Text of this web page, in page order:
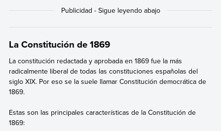
La Constitución de 1869
La constitución redactada y aprobada en 1869 fue la más
radicalmente liberal de todas las constituciones españolas del
siglo XIX. Por eso se la suele llamar Constitución democrática de
1869.
Estas son las principales características de la Constitución de
1869: